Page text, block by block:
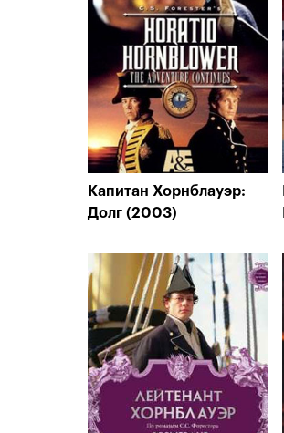
Капитан Хорнблауэр:
Долг (2003)